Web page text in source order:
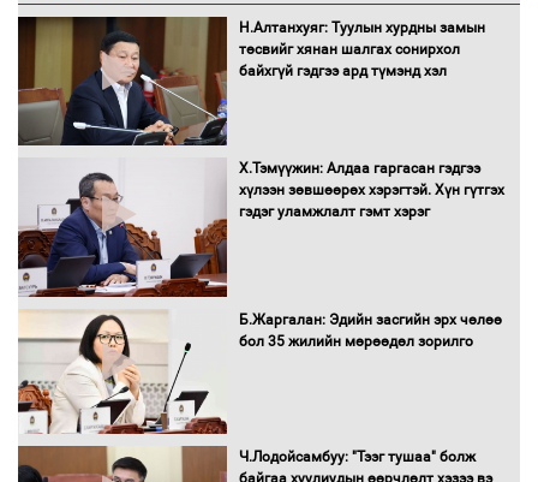
эрэгтэйчүүдийн волейболын тэмцээнд
оролцож байгаа баг тамирчдад
амжилт хүслээ
Автобензин, дизель түлшний онцгой
албан татварыг тэглэлээ
Санхүүгийн хэмнэлтийн горимд эрүүл
мэндийн салбар хамаарахгүй
Нөөцийн махны худалдаа,
борлуулалтыг нээлттэй ил тод
Н.Алтанхуяг: Туулын хурдны замын
төсвийг хянан шалгах сонирхол
байхгүй гэдгээ ард түмэнд хэл
Х.Тэмүүжин: Алдаа гаргасан гэдгээ
хүлээн зөвшөөрөх хэрэгтэй. Хүн гүтгэх
гэдэг уламжлалт гэмт хэрэг
Б.Жаргалан: Эдийн засгийн эрх чөлөө
бол 35 жилийн мөрөөдөл зорилго
Ч.Лодойсамбуу: "Тээг тушаа" болж